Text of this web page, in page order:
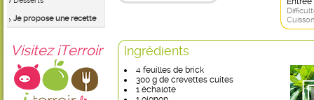
Je propose une recette
Visitez iTerroir Ingrédients
4 feuilles de brick
300 g de crevettes cuites
1 échalote